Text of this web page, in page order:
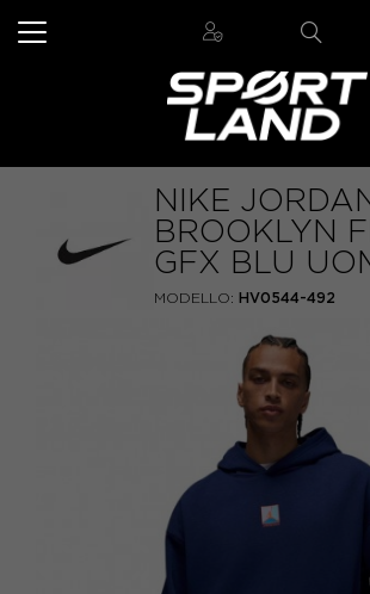
NIKE
BROOKLYN
GFX BLU
MODELLO: HV0544-492